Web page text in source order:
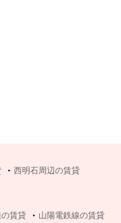
西明石周辺の賃貸
の賃貸
山陽電鉄線の賃貸